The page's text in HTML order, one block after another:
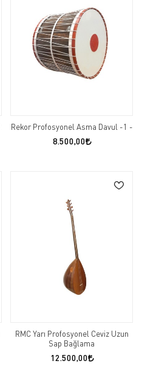
Rekor Profosyonel Asma Davul -1 -
8.500,00
RMC Yarı Profosyonel Ceviz Uzun
Sap Bağlama
12.500,00